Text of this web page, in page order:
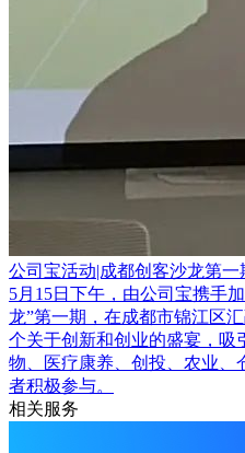
公司宝活动|成都创客沙龙第一
5月15日下午，由公司宝携手
龙”第一期，在成都市锦江区
个关于创新和创业的盛宴，吸
物、医疗康养、创投、农业、
者积极参与。
相关服务